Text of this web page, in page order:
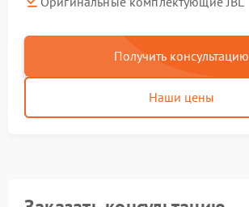
Получить консультацию
Наши цены